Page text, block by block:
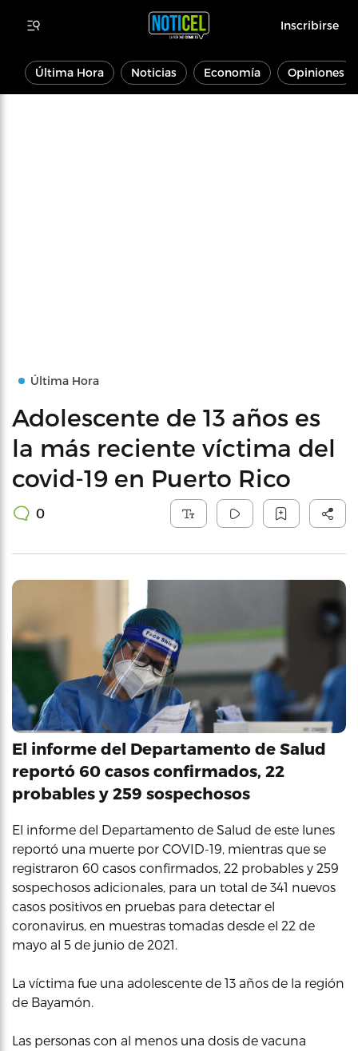
Inscribirse
Última Hora Noticias Economía Opiniones
Última Hora
Adolescente de 13 años es
la más reciente víctima del
covid-19 en Puerto Rico
0
El informe del Departamento de Salud
reportó 60 casos confirmados, 22
probables y 259 sospechosos
El informe del Departamento de Salud de este lunes
reportó una muerte por COVID-19, mientras que se
registraron 60 casos confirmados, 22 probables y 259
sospechosos adicionales, para un total de 341 nuevos
casos positivos en pruebas para detectar el
coronavirus, en muestras tomadas desde el 22 de
mayo al 5 de junio de 2021.
La víctima fue una adolescente de 13 años de la región
de Bayamón.
Las personas con al menos una dosis de vacuna